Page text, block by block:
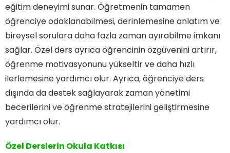
eğitim deneyimi sunar. Öğretmenin tamamen
öğrenciye odaklanabilmesi, derinlemesine anlatım ve
bireysel sorulara daha fazla zaman ayırabilme imkanı
sağlar. Özel ders ayrıca öğrencinin özgüvenini artırır,
öğrenme motivasyonunu yükseltir ve daha hızlı
ilerlemesine yardımcı olur. Ayrıca, öğrenciye ders
dışında da destek sağlayarak zaman yönetimi
becerilerini ve öğrenme stratejilerini geliştirmesine
yardımcı olur.
Özel Derslerin Okula Katkısı